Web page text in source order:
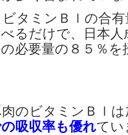
タミンＢｌの合
るだけで、日本
必要量の８５％
のビタミンＢｌ
吸収率も優れてい